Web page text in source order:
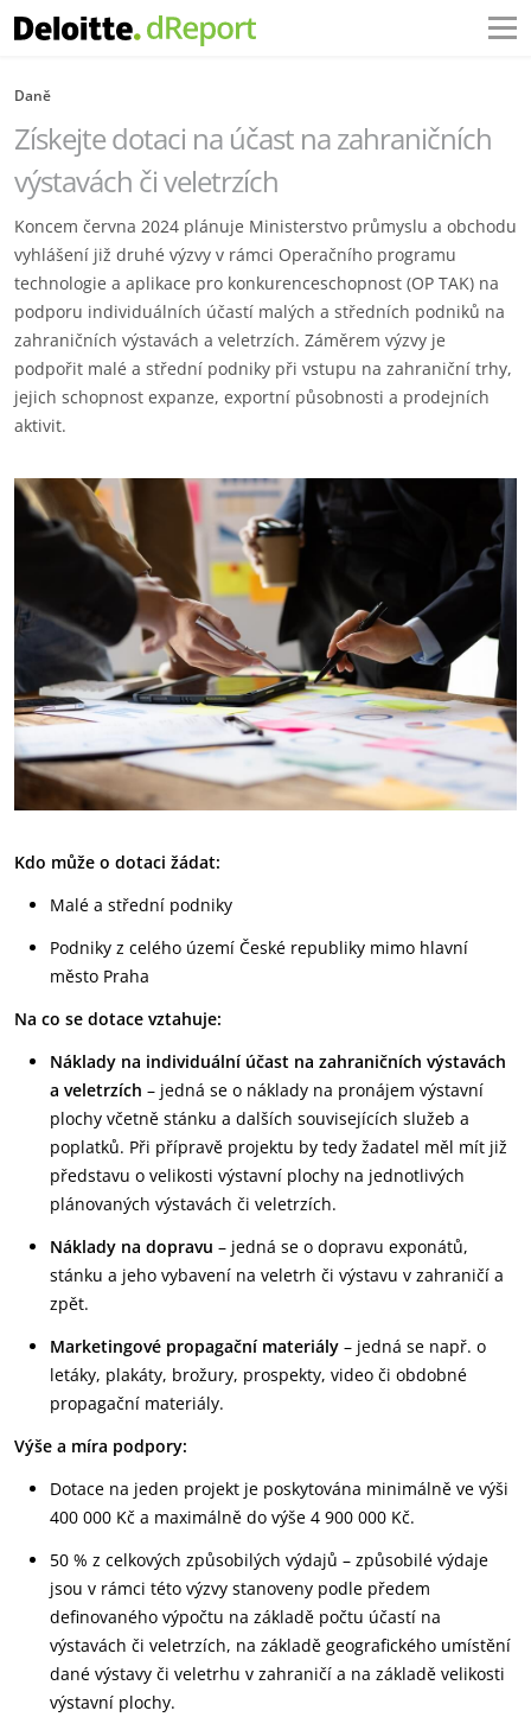
Daně
Získejte dotaci na účast na zahraničních
výstavách či veletrzích
Koncem června 2024 plánuje Ministerstvo průmyslu a obchodu
vyhlášení již druhé výzvy v rámci Operačního programu
technologie a aplikace pro konkurenceschopnost (OP TAK) na
podporu individuálních účastí malých a středních podniků na
zahraničních výstavách a veletrzích. Záměrem výzvy je
podpořit malé a střední podniky při vstupu na zahraniční trhy,
jejich schopnost expanze, exportní působnosti a prodejních
aktivit.
Kdo může o dotaci žádat:
Malé a střední podniky
Podniky z celého území České republiky mimo hlavní
město Praha
Na co se dotace vztahuje:
Náklady na individuální účast na zahraničních výstavách
a veletrzích – jedná se o náklady na pronájem výstavní
plochy včetně stánku a dalších souvisejících služeb a
poplatků. Při přípravě projektu by tedy žadatel měl mít již
představu o velikosti výstavní plochy na jednotlivých
plánovaných výstavách či veletrzích.
Náklady na dopravu – jedná se o dopravu exponátů,
stánku a jeho vybavení na veletrh či výstavu v zahraničí a
zpět.
Marketingové propagační materiály – jedná se např. o
letáky, plakáty, brožury, prospekty, video či obdobné
propagační materiály.
Výše a míra podpory:
Dotace na jeden projekt je poskytována minimálně ve výši
400 000 Kč a maximálně do výše 4 900 000 Kč.
50 % z celkových způsobilých výdajů – způsobilé výdaje
jsou v rámci této výzvy stanoveny podle předem
definovaného výpočtu na základě počtu účastí na
výstavách či veletrzích, na základě geografického umístění
dané výstavy či veletrhu v zahraničí a na základě velikosti
výstavní plochy.